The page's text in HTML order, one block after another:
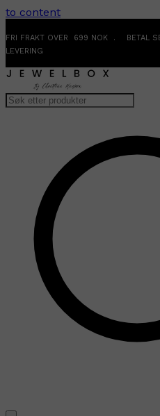
to content
FRI FRAKT OVER 699 NOK . BETAL
LEVERING